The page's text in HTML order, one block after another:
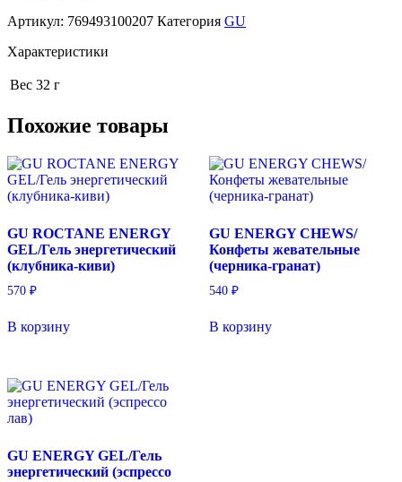
Артикул: 769493100207 Категория GU
Характеристики
Вес 32 г
Похожие товары
GU ROCTANE ENERGY
GEL/Гель энергетический
(клубника-киви)
570 ₽
В корзину
GU ENERGY CHEWS/
Конфеты жевательные
(черника-гранат)
540 ₽
В корзину
GU ENERGY GEL/Гель
энергетический (эспрессо